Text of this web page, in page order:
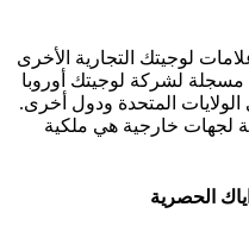
لوجيتك التجارية الأخرى
مسجلة لشركة لوجيتك أوروبا
المتحدة ودول أخرى.
لجهات خارجية هي ملكية
الحصرية